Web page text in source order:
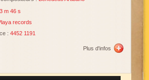
3 m 46 s
records
: 4452 1191
Plus d'infos